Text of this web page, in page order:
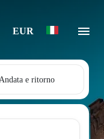
EUR
e ritorno